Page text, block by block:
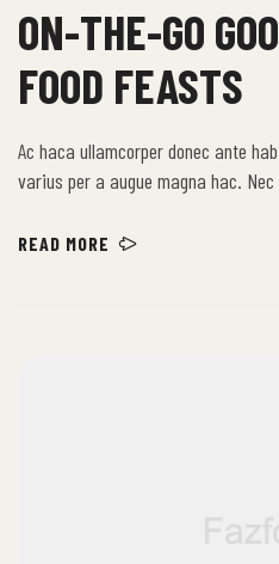
ON-THE-GO
FOOD FEASTS
Ac haca ullamcorper donec ante
varius per a augue magna hac.
himenaeos nunc torquent euismod
READ MORE